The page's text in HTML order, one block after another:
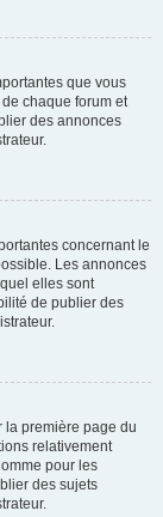
que vous
chaque forum et
des annonces
concernant le
Les annonces
elles sont
de publier des
la première page du
relativement
pour les
des sujets